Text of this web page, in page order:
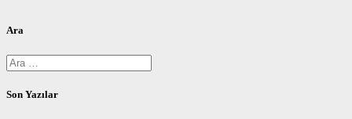
Ara
Arama:
Son Yazılar